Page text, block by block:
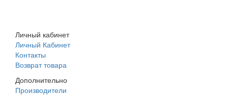
Личный кабинет
Личный Кабинет
Контакты
Возврат товара
Дополнительно
Производители